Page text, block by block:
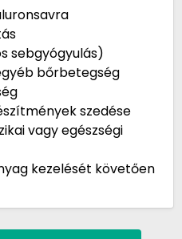
sebgyógyulás)
bőrbetegség
szedése
vagy egészségi
kezelését követően